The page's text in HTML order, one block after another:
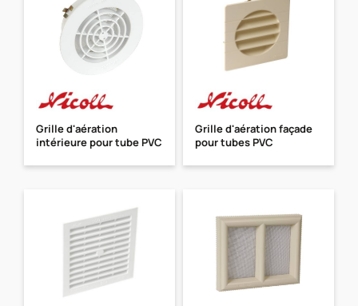
Grille d'aération
intérieure pour tube PVC
Grille d'aération façade
pour tubes PVC